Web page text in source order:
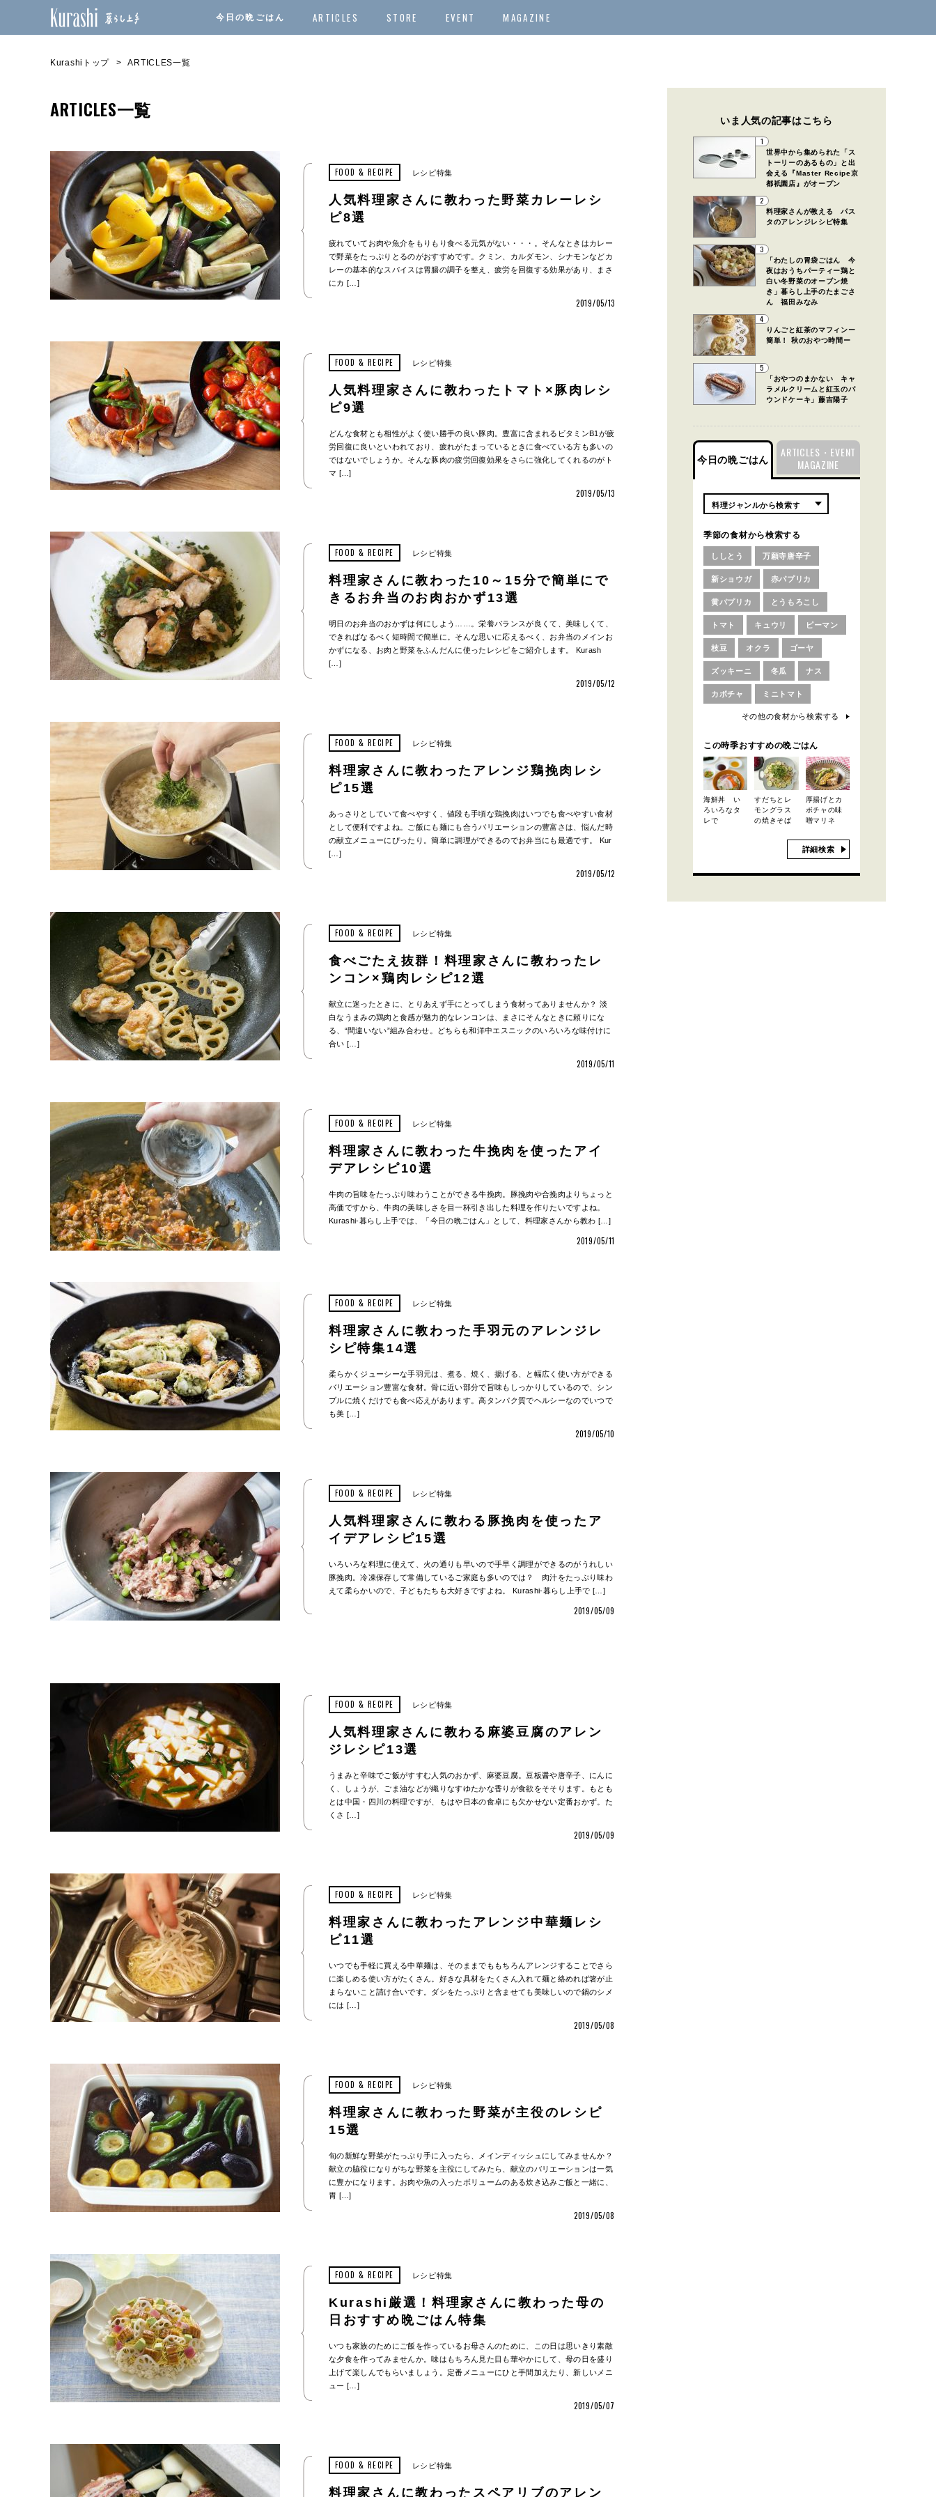
今日の晩ごはん ARTICLES STORE EVENT MAGAZINE
Kurashiトップ ARTICLES一覧
ARTICLES一覧
FOOD & RECIPE レシピ特集
人気料理家さんに教わった野菜カレーレシ
ピ8選
疲れていてお肉や魚介をもりもり食べる元気がない・・・。そんなときはカレー
で野菜をたっぷりとるのがおすすめです。クミン、カルダモン、シナモンなどカ
レーの基本的なスパイスは胃腸の調子を整え、疲労を回復する効果があり、まさ
にカ […]
2019/05/13
FOOD & RECIPE レシピ特集
人気料理家さんに教わったトマト×豚肉レシ
ピ9選
どんな食材とも相性がよく使い勝手の良い豚肉。豊富に含まれるビタミンB1が疲
労回復に良いといわれており、疲れがたまっているときに食べている方も多いの
ではないでしょうか。そんな豚肉の疲労回復効果をさらに強化してくれるのがト
マ […]
2019/05/13
FOOD & RECIPE レシピ特集
料理家さんに教わった10～15分で簡単にで
きるお弁当のお肉おかず13選
明日のお弁当のおかずは何にしよう……。栄養バランスが良くて、美味しくて、
できればなるべく短時間で簡単に。そんな思いに応えるべく、お弁当のメインお
かずになる、お肉と野菜をふんだんに使ったレシピをご紹介します。 Kurash
[…]
2019/05/12
FOOD & RECIPE レシピ特集
料理家さんに教わったアレンジ鶏挽肉レシ
ピ15選
あっさりとしていて食べやすく、値段も手頃な鶏挽肉はいつでも食べやすい食材
として便利ですよね。ご飯にも麺にも合うバリエーションの豊富さは、悩んだ時
の献立メニューにぴったり。簡単に調理ができるのでお弁当にも最適です。 Kur
[…]
2019/05/12
FOOD & RECIPE レシピ特集
食べごたえ抜群！料理家さんに教わったレ
ンコン×鶏肉レシピ12選
献立に迷ったときに、とりあえず手にとってしまう食材ってありませんか？ 淡
白なうまみの鶏肉と食感が魅力的なレンコンは、まさにそんなときに頼りにな
る、“間違いない”組み合わせ。どちらも和洋中エスニックのいろいろな味付けに
合い […]
2019/05/11
FOOD & RECIPE レシピ特集
料理家さんに教わった牛挽肉を使ったアイ
デアレシピ10選
牛肉の旨味をたっぷり味わうことができる牛挽肉。豚挽肉や合挽肉よりちょっと
高価ですから、牛肉の美味しさを目一杯引き出した料理を作りたいですよね。
Kurashi-暮らし上手では、「今日の晩ごはん」として、料理家さんから教わ […]
2019/05/11
FOOD & RECIPE レシピ特集
料理家さんに教わった手羽元のアレンジレ
シピ特集14選
柔らかくジューシーな手羽元は、煮る、焼く、揚げる、と幅広く使い方ができる
バリエーション豊富な食材。骨に近い部分で旨味もしっかりしているので、シン
プルに焼くだけでも食べ応えがあります。高タンパク質でヘルシーなのでいつで
も美 […]
2019/05/10
FOOD & RECIPE レシピ特集
人気料理家さんに教わる豚挽肉を使ったア
イデアレシピ15選
いろいろな料理に使えて、火の通りも早いので手早く調理ができるのがうれしい
豚挽肉。冷凍保存して常備しているご家庭も多いのでは？ 肉汁をたっぷり味わ
えて柔らかいので、子どもたちも大好きですよね。 Kurashi-暮らし上手で […]
2019/05/09
FOOD & RECIPE レシピ特集
人気料理家さんに教わる麻婆豆腐のアレン
ジレシピ13選
うまみと辛味でご飯がすすむ人気のおかず、麻婆豆腐。豆板醤や唐辛子、にんに
く、しょうが、ごま油などが織りなすゆたかな香りが食欲をそそります。もとも
とは中国・四川の料理ですが、もはや日本の食卓にも欠かせない定番おかず。た
くさ […]
2019/05/09
FOOD & RECIPE レシピ特集
料理家さんに教わったアレンジ中華麺レシ
ピ11選
いつでも手軽に買える中華麺は、そのままでももちろんアレンジすることでさら
に楽しめる使い方がたくさん。好きな具材をたくさん入れて麺と絡めれば箸が止
まらないこと請け合いです。ダシをたっぷりと含ませても美味しいので鍋のシメ
には […]
2019/05/08
FOOD & RECIPE レシピ特集
料理家さんに教わった野菜が主役のレシピ
15選
旬の新鮮な野菜がたっぷり手に入ったら、メインディッシュにしてみませんか？
献立の脇役になりがちな野菜を主役にしてみたら、献立のバリエーションは一気
に豊かになります。お肉や魚の入ったボリュームのある炊き込みご飯と一緒に、
胃 […]
2019/05/08
FOOD & RECIPE レシピ特集
Kurashi厳選！料理家さんに教わった母の
日おすすめ晩ごはん特集
いつも家族のためにご飯を作っているお母さんのために、この日は思いきり素敵
な夕食を作ってみませんか。味はもちろん見た目も華やかにして、母の日を盛り
上げて楽しんでもらいましょう。定番メニューにひと手間加えたり、新しいメニ
ュー […]
2019/05/07
FOOD & RECIPE レシピ特集
料理家さんに教わったスペアリブのアレン
いま人気の記事はこちら
1
世界中から集められた「ス
トーリーのあるもの」と出
会える『Master Recipe京
都祇園店』がオープン
2
料理家さんが教える パス
タのアレンジレシピ特集
3
「わたしの胃袋ごはん 今
夜はおうちパーティー鶏と
白い冬野菜のオーブン焼
き」暮らし上手のたまごさ
ん 福田みなみ
4
りんごと紅茶のマフィンー
簡単！ 秋のおやつ時間ー
5
「おやつのまかない キャ
ラメルクリームと紅玉のパ
ウンドケーキ」藤吉陽子
今日の晩ごはん
ARTICLES・EVENT
MAGAZINE
季節の食材から検索する
ししとう 万願寺唐辛子
新ショウガ 赤パプリカ
黄パプリカ とうもろこし
トマト キュウリ ピーマン
枝豆 オクラ ゴーヤ
ズッキーニ 冬瓜 ナス
カボチャ ミニトマト
その他の食材から検索する
この時季おすすめの晩ごはん
海鮮丼 い
ろいろなタ
レで
すだちとレ
モングラス
の焼きそば
厚揚げとカ
ボチャの味
噌マリネ
詳細検索